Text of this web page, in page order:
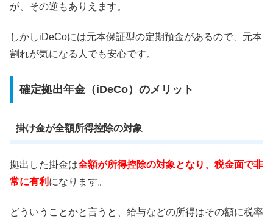
が、その逆もありえます。
しかしiDeCoには元本保証型の定期預金があるので、元本
割れが気になる人でも安心です。
確定拠出年金（iDeCo）のメリット
掛け金が全額所得控除の対象
拠出した掛金は全額が所得控除の対象となり、税金面で非
常に有利 になります。
どういうことかと言うと、給与などの所得はその額に税率